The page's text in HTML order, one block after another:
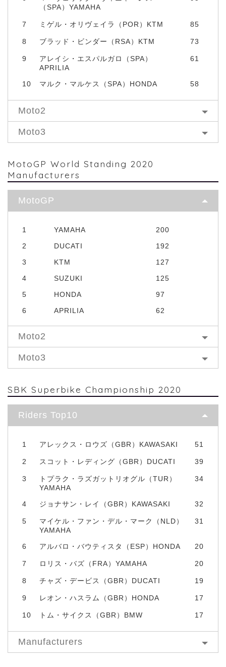
（SPA）YAMAHA
7 ミゲル・オリヴェイラ（POR）KTM 85
8 ブラッド・ビンダー（RSA）KTM 73
9
アレイシ・エスパルガロ（SPA）
APRILIA
61
10 マルク・マルケス（SPA）HONDA 58
Moto2
Moto3
MotoGP World Standing 2020
Manufacturers
MotoGP
1 YAMAHA
200
2
DUCATI
192
3
KTM
127
4
SUZUKI
125
5
HONDA
97
6
APRILIA 62
Moto2
Moto3
SBK Superbike Championship 2020
Riders Top10
1 アレックス・ロウズ（GBR）KAWASAKI 51
2 スコット・レディング（GBR）DUCATI 39
3
トプラク・ラズガットリオグル（TUR）
YAMAHA
34
4 ジョナサン・レイ（GBR）KAWASAKI 32
5
マイケル・ファン・デル・マーク（NLD）
YAMAHA
31
6 アルバロ・バウティスタ（ESP）HONDA 20
7 ロリス・バズ（FRA）YAMAHA 20
8 チャズ・デービス（GBR）DUCATI 19
9 レオン・ハスラム（GBR）HONDA 17
10 トム・サイクス（GBR）BMW 17
Manufacturers